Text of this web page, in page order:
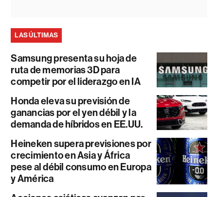
LAS ÚLTIMAS
Samsung presenta su hoja de
ruta de memorias 3D para
competir por el liderazgo en IA
Honda eleva su previsión de
ganancias por el yen débil y la
demanda de híbridos en EE.UU.
Heineken supera previsiones por
crecimiento en Asia y África
pese al débil consumo en Europa
y América